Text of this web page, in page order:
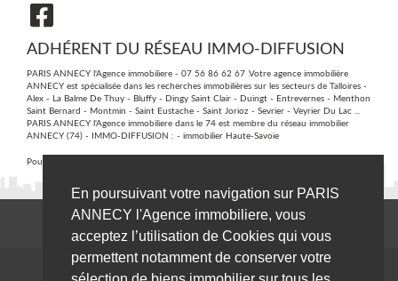
En poursuivant votre navigation sur PARIS
ANNECY l'Agence immobiliere, vous
acceptez l’utilisation de Cookies qui vous
permettent notamment de conserver votre
ADHÉRENT DU RÉSEAU IMMO-DIFFUSION
PARIS ANNECY l'Agence immobiliere - 07 56 86 62 67 .Votre agence immobilière
ANNECY est spécialisée dans les recherches immobilières sur les secteurs de Talloires -
Alex - La Balme De Thuy - Bluffy - Dingy Saint Clair - Duingt - Entrevernes - Menthon
Saint Bernard - Montmin - Saint Eustache - Saint Jorioz - Sevrier - Veyrier Du Lac ...
PARIS ANNECY l'Agence immobiliere dans le 74 est membre du réseau immobilier
ANNECY (74) - IMMO-DIFFUSION : - immobilier Haute-Savoie
Pour plus d'informations contactez notre secrétariat central au :